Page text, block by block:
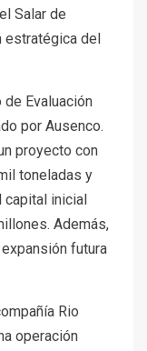
Salar de
del
Evaluación
por Ausenco.
proyecto con
toneladas y
inicial
Además,
futura
Rio
operación